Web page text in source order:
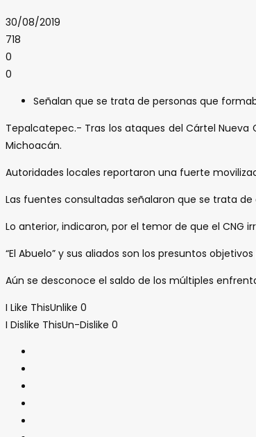
30/08/2019
718
0
0
Señalan que se trata de personas que
Tepalcatepec.- Tras los ataques del Cártel
Michoacán.
Autoridades locales reportaron una fuerte
Las fuentes consultadas señalaron que se trata
Lo anterior, indicaron, por el temor de que el CNG
“El Abuelo” y sus aliados son los presuntos
Aún se desconoce el saldo de los múltiples
I Like ThisUnlike 0
I Dislike ThisUn-Dislike 0